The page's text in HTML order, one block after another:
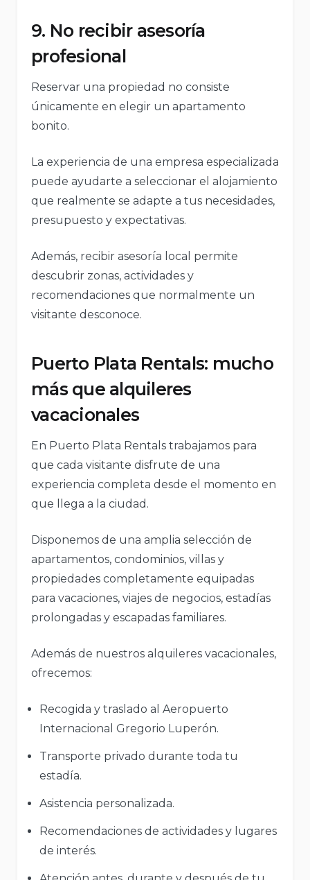
9. No recibir asesoría
profesional
Reservar una propiedad no consiste
únicamente en elegir un apartamento
bonito.
La experiencia de una empresa especializada
puede ayudarte a seleccionar el alojamiento
que realmente se adapte a tus necesidades,
presupuesto y expectativas.
Además, recibir asesoría local permite
descubrir zonas, actividades y
recomendaciones que normalmente un
visitante desconoce.
Puerto Plata Rentals: mucho
más que alquileres
vacacionales
En Puerto Plata Rentals trabajamos para
que cada visitante disfrute de una
experiencia completa desde el momento en
que llega a la ciudad.
Disponemos de una amplia selección de
apartamentos, condominios, villas y
propiedades completamente equipadas
para vacaciones, viajes de negocios, estadías
prolongadas y escapadas familiares.
Además de nuestros alquileres vacacionales,
ofrecemos:
Recogida y traslado al Aeropuerto
Internacional Gregorio Luperón.
Transporte privado durante toda tu
estadía.
Asistencia personalizada.
Recomendaciones de actividades y lugares
de interés.